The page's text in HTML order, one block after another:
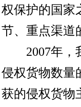
权保护的国家
节、重点渠道
2007年，我
侵权货物数量
获的侵权货物